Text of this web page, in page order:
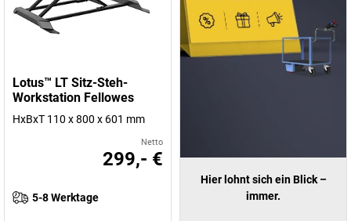
Lotus™ LT Sitz-Steh-
Workstation Fellowes
HxBxT 110 x 800 x 601 mm
Netto
299,- €
5-8 Werktage
Hier lohnt sich ein Blick –
immer.